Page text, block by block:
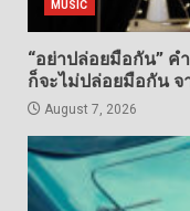
MUSIC
“อย่าปล่อยมือกัน”
ก็จะไม่ปล่อยมือกัน จ
August 7, 2026